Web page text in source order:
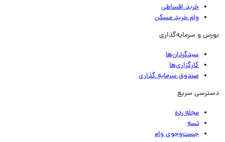
خرید اقساطی
وام خرید مسکن
و سرمایه‌گذاری
سبدگردان‌ها
کارگزاری‌ها
صندوق سرمایه گذاری
سریع
مجله رده
تسه
جست‌وجوی وام